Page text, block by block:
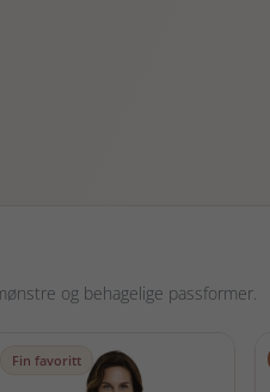
og behagelige passformer.
Fin favoritt